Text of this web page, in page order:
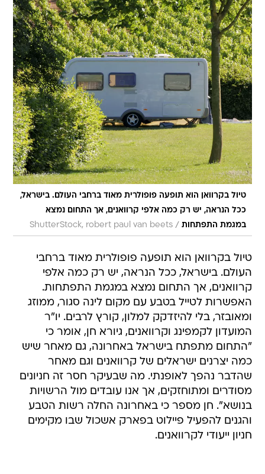
טיול בקרוואן הוא תופעה פופולרית מאוד ברחבי העולם. בישראל,
ככל הנראה, יש רק כמה אלפי קרוואנים, אך התחום נמצא
במגמת התפתחות /
ShutterStock, robert paul van beets
טיול בקרוואן הוא תופעה פופולרית מאוד ברחבי
העולם. בישראל, ככל הנראה, יש רק כמה אלפי
קרוואנים, אך התחום נמצא במגמת התפתחות.
האפשרות לטייל בטבע עם מקום לינה סגור, ממוזג
ומאובזר, בלי להיזדקק למלון, קורץ לרבים. יו"ר
המועדון לקמפינג וקרוואנים, גיורא חן, אומר כי
"התחום מתפתח בישראל באחרונה, גם מאחר שיש
כמה יצרנים ישראלים של קרוואנים וגם מאחר
שהדבר נהפך לאופנתי. מה שבעיקר חסר זה חניונים
מסודרים ומתוחזקים, אך אנו עובדים מול הרשויות
בנושא". חן מספר כי באחרונה החלה רשות הטבע
והגנים להפעיל פיילוט בפארק אשכול שבו מקימים
חניון ייעודי לקרוואנים.